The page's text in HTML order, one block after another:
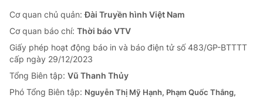
Cơ quan chủ quản:Đài Truyền hình Việt Nam
Cơ quan báo chí: Thời báo VTV
Giấy phép hoạt động báo in và báo điện tử số 483/GP-BTTTT
cấp ngày 29/12/2023
Tổng Biên tập: Vũ Thanh Thủy
Phó Tổng Biên tập: Nguyễn Thị Mỹ Hạnh, Phạm Quốc Thắng,